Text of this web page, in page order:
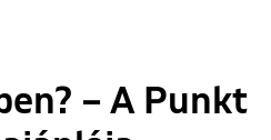
– A Punkt